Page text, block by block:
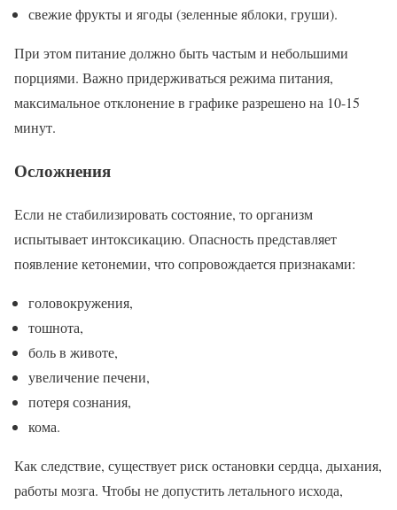
свежие фрукты и ягоды (зеленные яблоки, груши).
При этом питание должно быть частым и небольшими
порциями. Важно придерживаться режима питания,
максимальное отклонение в графике разрешено на 10-15
минут.
Осложнения
Если не стабилизировать состояние, то организм
испытывает интоксикацию. Опасность представляет
появление кетонемии, что сопровождается признаками:
головокружения,
тошнота,
боль в животе,
увеличение печени,
потеря сознания,
кома.
Как следствие, существует риск остановки сердца, дыхания,
работы мозга. Чтобы не допустить летального исхода,